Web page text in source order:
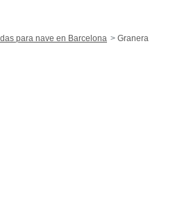
para nave en Barcelona Granera